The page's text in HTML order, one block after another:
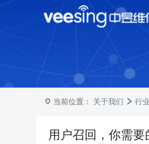
当前位置： 关于我们 行
用户召回，你需